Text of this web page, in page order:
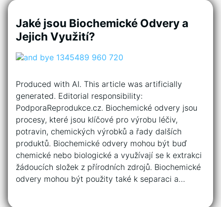
Jaké jsou Biochemické Odvery a
Jejich Využití?
Produced with AI. This article was artificially
generated. Editorial responsibility:
PodporaReprodukce.cz. Biochemické odvery jsou
procesy, které jsou klíčové pro výrobu léčiv,
potravin, chemických výrobků a řady dalších
produktů. Biochemické odvery mohou být buď
chemické nebo biologické a využívají se k extrakci
žádoucích složek z přírodních zdrojů. Biochemické
odvery mohou být použity také k separaci a…